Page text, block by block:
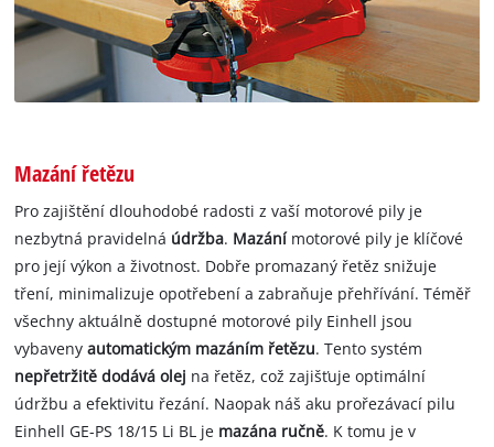
Mazání řetězu
Pro zajištění dlouhodobé radosti z vaší motorové pily je
nezbytná pravidelná údržba. Mazánímotorové pily je klíčové
pro její výkon a životnost. Dobře promazaný řetěz snižuje
tření, minimalizuje opotřebení a zabraňuje přehřívání. Téměř
všechny aktuálně dostupné motorové pily Einhell jsou
vybavenyautomatickým mazáním řetězu. Tento systém
nepřetržitě dodává olej na řetěz, což zajišťuje optimální
údržbu a efektivitu řezání. Naopak náš aku prořezávací pilu
Einhell GE-PS 18/15 Li BL je mazána ručně. K tomu je v